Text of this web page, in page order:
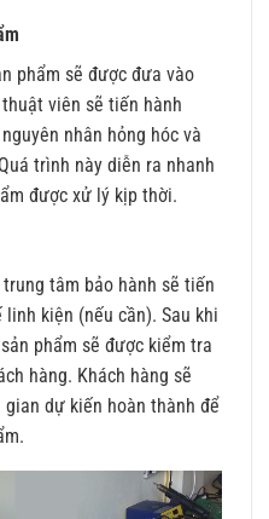
phẩm sẽ được đưa vào
viên sẽ tiến hành
nhân hỏng hóc và
trình này diễn ra nhanh
được xử lý kịp thời.
tâm bảo hành sẽ tiến
kiện (nếu cần). Sau khi
phẩm sẽ được kiểm tra
hàng. Khách hàng sẽ
dự kiến hoàn thành để